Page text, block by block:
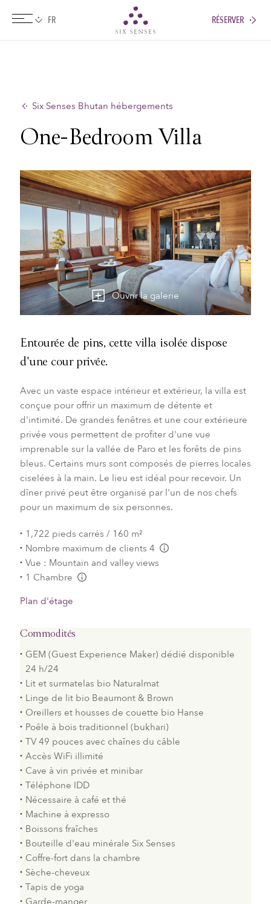
RÉSERVER
Six Senses Bhutan hébergements
One-Bedroom Villa
Ouvrir la galerie
Entourée de pins, cette villa isolée dispose
d'une cour privée.
Avec un vaste espace intérieur et extérieur, la villa est
conçue pour offrir un maximum de détente et
d'intimité. De grandes fenêtres et une cour extérieure
privée vous permettent de profiter d'une vue
imprenable sur la vallée de Paro et les forêts de pins
bleus. Certains murs sont composés de pierres locales
ciselées à la main. Le lieu est idéal pour recevoir. Un
dîner privé peut être organisé par l'un de nos chefs
pour un maximum de six personnes.
1,722 pieds carrés / 160 m²
Nombre maximum de clients 4
Vue : Mountain and valley views
1 Chambre
Plan d'étage
Commodités
GEM (Guest Experience Maker) dédié disponible
24 h/24
Lit et surmatelas bio Naturalmat
Linge de lit bio Beaumont & Brown
Oreillers et housses de couette bio Hanse
Poêle à bois traditionnel (bukhari)
TV 49 pouces avec chaînes du câble
Accès WiFi illimité
Cave à vin privée et minibar
Téléphone IDD
Nécessaire à café et thé
Machine à expresso
Boissons fraîches
Bouteille d'eau minérale Six Senses
Coffre-fort dans la chambre
Sèche-cheveux
Tapis de yoga